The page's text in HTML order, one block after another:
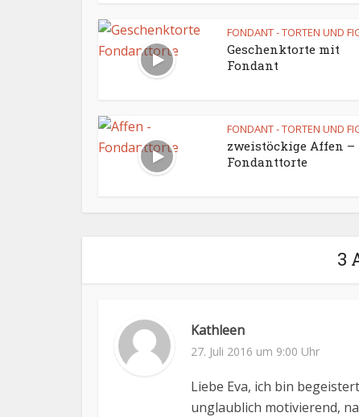
FONDANT - TORTEN UND
Geschenktorte mit
Fondant
FONDANT - TORTEN UND
zweistöckige Affen –
Fondanttorte
3
Kathleen
27. Juli 2016 um 9:00 Uhr
Liebe Eva, ich bin
unglaublich motivierend,